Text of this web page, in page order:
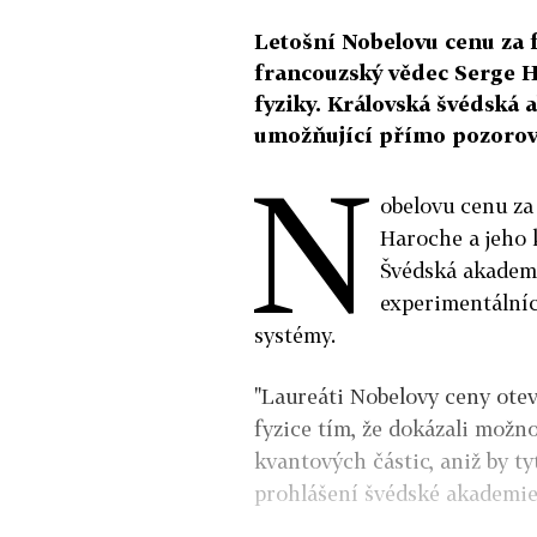
Letošní Nobelovu cenu
francouzský vědec Serge
fyziky. Královská švédská
umožňující přímo
N obelovu cenu
Haroche a jeho
Švédská
systémy.
"Laureáti Nobelovy ceny
fyzice tím, že dokázali
kvantových částic, aniž by
prohlášení švédské